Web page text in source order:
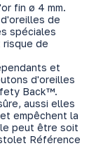
fin ø 4 mm.
de
spéciales
de
et
d'oreilles
Back™.
aussi elles
empêchent la
peut être soit
Référence